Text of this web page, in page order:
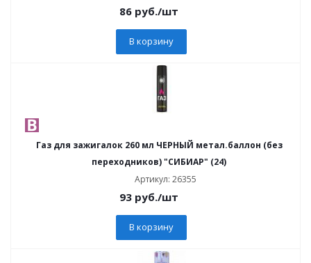
86руб./шт
В корзину
Газ для зажигалок 260 мл ЧЕРНЫЙ метал.баллон (без
переходников) "СИБИАР" (24)
Артикул: 26355
93руб./шт
В корзину